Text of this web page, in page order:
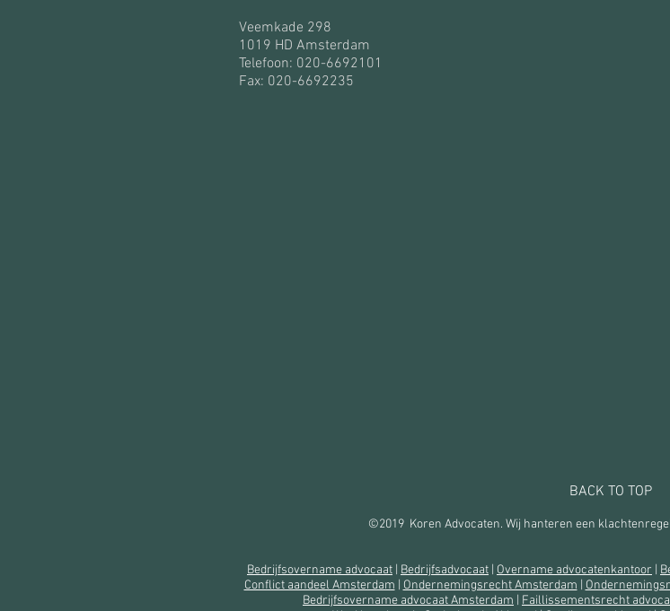
Veemkade 298
1019 HD Amsterdam
Telefoon: 020-6692101
Fax: 020-6692235
BACK TO TOP
©2019 Koren Advocaten. Wij hanteren een
Bedrijfsovername advocaat Bedrijfsadvocaat Overname advocatenkantoor
Conflict aandeel Amsterdam
Ondernemingsrecht Amsterdam
Bedrijfsovername advocaat Amsterdam
Faillissementsrecht